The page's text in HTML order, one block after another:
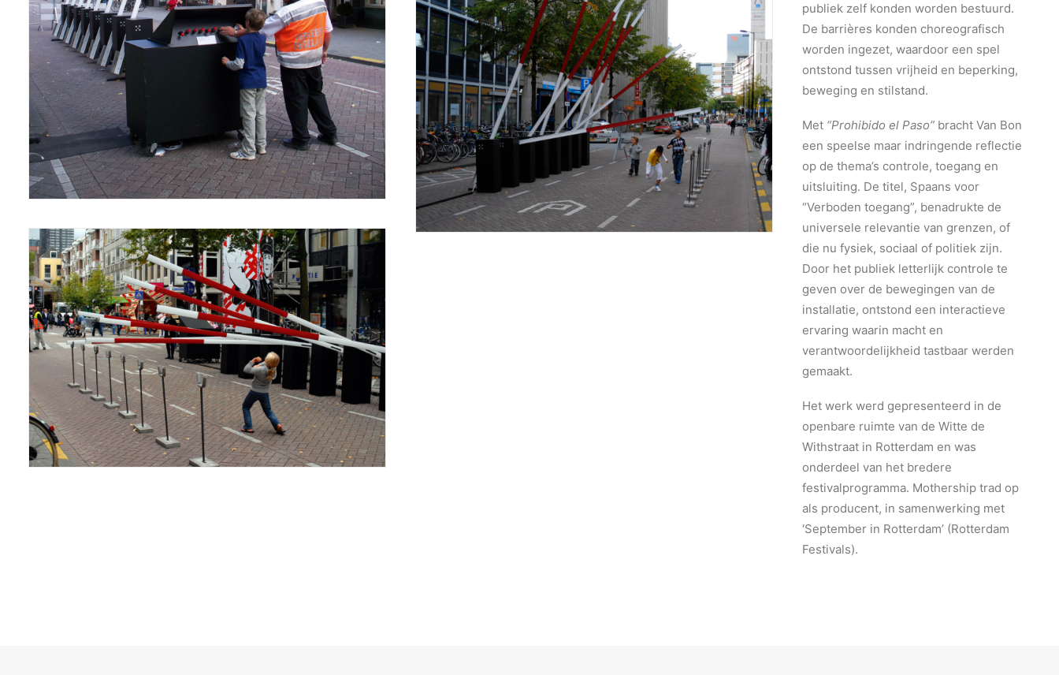
publiek zelf konden worden bestuurd.
De barrières konden choreografisch
worden ingezet, waardoor een spel
ontstond tussen vrijheid en beperking,
beweging en stilstand.
Met “Prohibido el Paso” bracht Van Bon
een speelse maar indringende reflectie
op de thema’s controle, toegang en
uitsluiting. De titel, Spaans voor
“Verboden toegang”, benadrukte de
universele relevantie van grenzen, of
die nu fysiek, sociaal of politiek zijn.
Door het publiek letterlijk controle te
geven over de bewegingen van de
installatie, ontstond een interactieve
ervaring waarin macht en
verantwoordelijkheid tastbaar werden
gemaakt.
Het werk werd gepresenteerd in de
openbare ruimte van de Witte de
Withstraat in Rotterdam en was
onderdeel van het bredere
festivalprogramma. Mothership trad op
als producent, in samenwerking met
‘September in Rotterdam’ (Rotterdam
Festivals).